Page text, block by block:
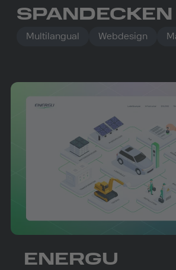
SPANDECKEN
Multilangual Webdesign
ENERGU